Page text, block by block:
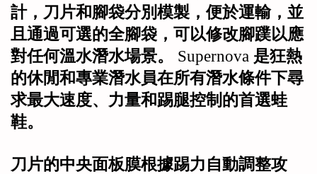
計，刀片和腳袋分別模製，便於運輸，並
且通過可選的全腳袋，可以修改腳蹼以應
對任何溫水潛水場景。
Supernova 是狂熱
的休閒和專業潛水員在所有潛水條件下尋
求最大速度、力量和踢腿控制的首選蛙
鞋。
刀片的中央面板膜根據踢力自動調整攻